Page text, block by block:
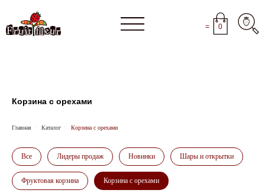
0
=
Корзина с орехами
Главная Каталог Корзина с орехами
Все Лидеры продаж Новинки Шары и открытки
Фруктовая корзина Корзина с орехами